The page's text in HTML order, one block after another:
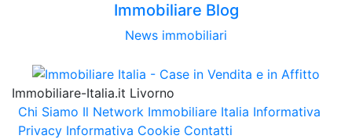
Immobiliare Blog
News immobiliari
Immobiliare-Italia.it Livorno
Chi Siamo Il Network Immobiliare Italia Informativa
Privacy Informativa Cookie Contatti